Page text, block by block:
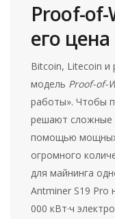
Proof-
его цена
Bitcoin, Litecoin и
модель Proof-of-
работы». Чтобы
решают сложные
помощью мощных
огромного
для майнинга
Antminer S19 Pro
000 кВт·ч